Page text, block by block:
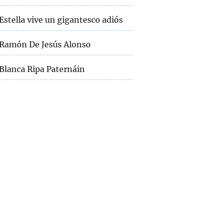
vive un gigantesco adiós
De Jesús Alonso
Ripa Paternáin